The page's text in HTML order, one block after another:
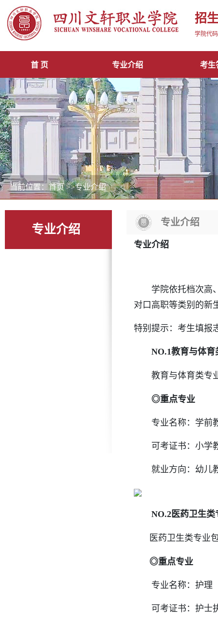
专业介绍
专业介绍
专业介绍
学院依托档次高、
对口高职等类别的新
特别提示：考生填
NO.1教育与体育
教育与体育类专
◎重点专业
专业名称：学前
可考证书：小学教
就业方向：幼儿教
NO.2医药卫生类
医药卫生类专业
◎重点专业
专业名称：护理
可考证书：护士
当前位置：首页>>专业介绍
首 页 专业介绍 考生
招
学院代